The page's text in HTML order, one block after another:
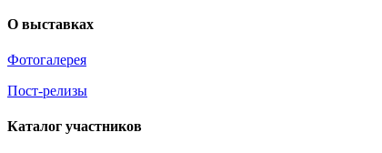
О выставках
Фотогалерея
Пост-релизы
Каталог участников